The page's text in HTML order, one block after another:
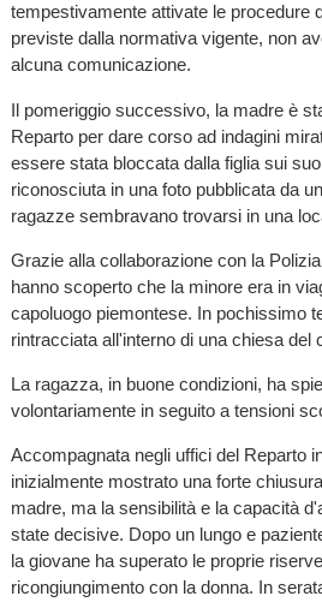
tempestivamente attivate le procedure
previste dalla normativa vigente, non
alcuna comunicazione.
Il pomeriggio successivo, la madre è
Reparto per dare corso ad indagini
essere stata bloccata dalla figlia sui
riconosciuta in una foto pubblicata da
ragazze sembravano trovarsi in una
Grazie alla collaborazione con la
hanno scoperto che la minore era in
capoluogo piemontese. In pochissimo
rintracciata all'interno di una chiesa del
La ragazza, in buone condizioni, ha
volontariamente in seguito a tensioni
Accompagnata negli uffici del Reparto
inizialmente mostrato una forte
madre, ma la sensibilità e la capacità
state decisive. Dopo un lungo e
la giovane ha superato le proprie
ricongiungimento con la donna. In